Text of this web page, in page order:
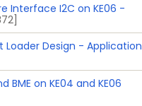
Interface I2C on KE06 -
Loader Design - Application
BME on KE04 and KE06